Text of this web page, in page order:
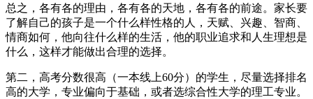
总之，各有各的理由，各有各的天地，各有各的前途。家长要
了解自己的孩子是一个什么样性格的人，天赋、兴趣、智商、
情商如何，他向往什么样的生活，他的职业追求和人生理想是
什么，这样才能做出合理的选择。
第二，高考分数很高（一本线上60分）的学生，尽量选择排名
高的大学，专业偏向于基础，或者选综合性大学的理工专业。